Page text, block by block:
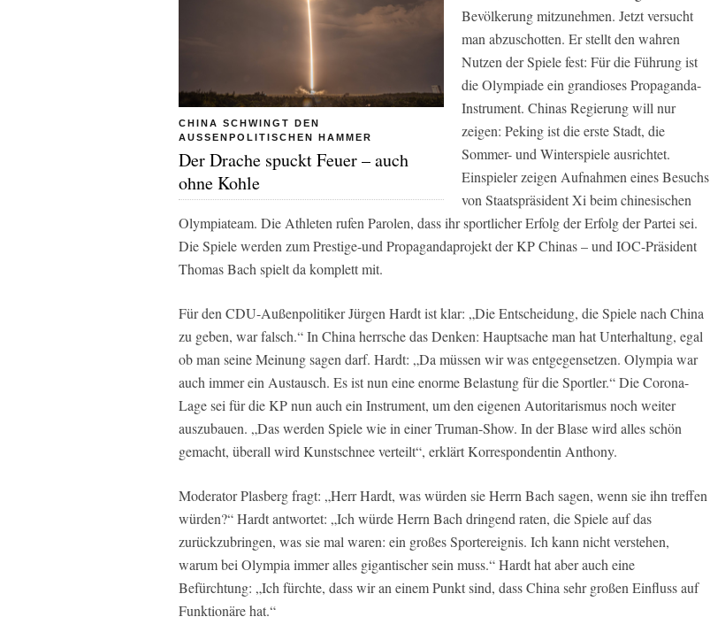
CHINA SCHWINGT DEN
AUSSENPOLITISCHEN HAMMER
Der Drache spuckt Feuer – auch
ohne Kohle
Bevölkerung mitzunehmen. Jetzt versucht
man abzuschotten. Er stellt den wahren
Nutzen der Spiele fest: Für die Führung ist
die Olympiade ein grandioses Propaganda-
Instrument. Chinas Regierung will nur
zeigen: Peking ist die erste Stadt, die
Sommer- und Winterspiele ausrichtet.
Einspieler zeigen Aufnahmen eines Besuchs
von Staatspräsident Xi beim chinesischen
Olympiateam. Die Athleten rufen Parolen, dass ihr sportlicher Erfolg der Erfolg der Partei sei.
Die Spiele werden zum Prestige-und Propagandaprojekt der KP Chinas – und IOC-Präsident
Thomas Bach spielt da komplett mit.
Für den CDU-Außenpolitiker Jürgen Hardt ist klar: „Die Entscheidung, die Spiele nach China
zu geben, war falsch.“ In China herrsche das Denken: Hauptsache man hat Unterhaltung, egal
ob man seine Meinung sagen darf. Hardt: „Da müssen wir was entgegensetzen. Olympia war
auch immer ein Austausch. Es ist nun eine enorme Belastung für die Sportler.“ Die Corona-
Lage sei für die KP nun auch ein Instrument, um den eigenen Autoritarismus noch weiter
auszubauen. „Das werden Spiele wie in einer Truman-Show. In der Blase wird alles schön
gemacht, überall wird Kunstschnee verteilt“, erklärt Korrespondentin Anthony.
Moderator Plasberg fragt: „Herr Hardt, was würden sie Herrn Bach sagen, wenn sie ihn treffen
würden?“ Hardt antwortet: „Ich würde Herrn Bach dringend raten, die Spiele auf das
zurückzubringen, was sie mal waren: ein großes Sportereignis. Ich kann nicht verstehen,
warum bei Olympia immer alles gigantischer sein muss.“ Hardt hat aber auch eine
Befürchtung: „Ich fürchte, dass wir an einem Punkt sind, dass China sehr großen Einfluss auf
Funktionäre hat.“